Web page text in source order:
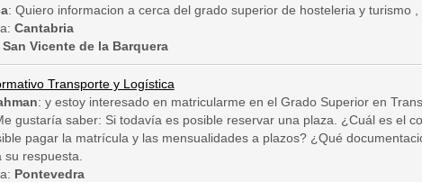
: Quiero informacion a cerca del grado superior de hosteleri­a y turismo
Cantabria
San Vicente de la Barquera
Transporte y Logística
: y estoy interesado en matricularme en el Grado Superior en
gustaría saber: Si todavía es posible reservar una plaza. ¿Cuál es el
pagar la matrícula y las mensualidades a plazos? ¿Qué
su respuesta.
Pontevedra